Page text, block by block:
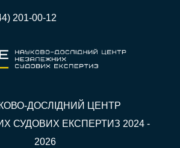
201-00-12
ДОСЛІДНИЙ ЦЕНТР
СУДОВИХ ЕКСПЕРТИЗ 2024 -
2026